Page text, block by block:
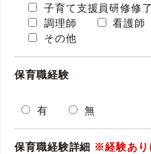
子育て支援員研修修了
調理師
看護師
その他
保育職経験
有 無
保育職経験詳細 ※経験あり